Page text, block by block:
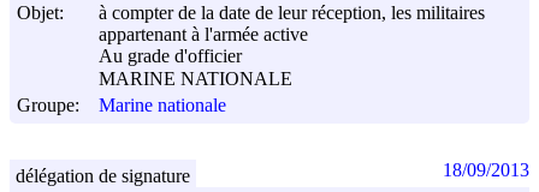
Objet:
à compter de la date de leur réception, les militaires
appartenant à l'armée active
Au grade d'officier
MARINE NATIONALE
Groupe:
Marine nationale
délégation de signature 18/09/2013